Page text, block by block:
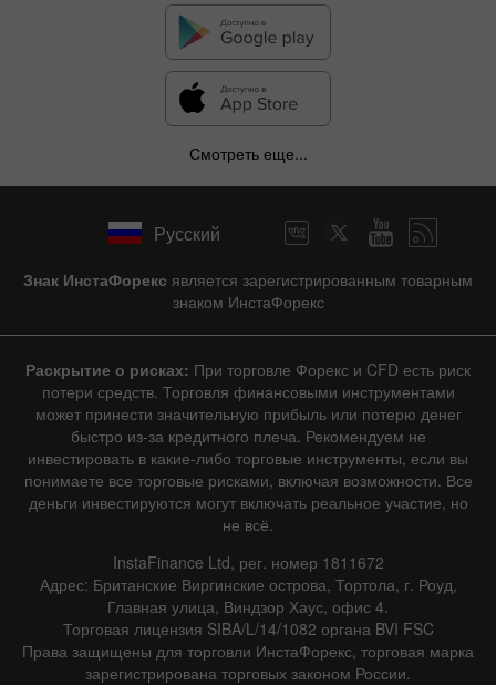
Смотреть еще...
Русский
Знак ИнстаФорекс является зарегистрированным товарным
знаком ИнстаФорекс
Раскрытие о рисках: При торговле Форекс и CFD есть риск
потери средств. Торговля финансовыми инструментами
может принести значительную прибыль или потерю денег
быстро из-за кредитного плеча. Рекомендуем не
инвестировать в какие-либо торговые инструменты, если вы
понимаете все торговые рисками, включая возможности. Все
деньги инвестируются могут включать реальное участие, но
не всё.
InstaFinance Ltd, рег. номер 1811672
Адрес: Британские Виргинские острова, Тортола, г. Роуд,
Главная улица, Виндзор Хаус, офис 4.
Торговая лицензия SIBA/L/14/1082 органа BVI FSC
Права защищены для торговли ИнстаФорекс, торговая марка
зарегистрирована торговых законом России.